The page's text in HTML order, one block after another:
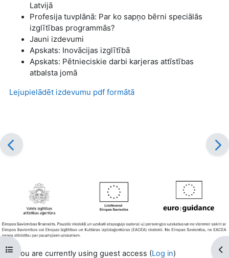
Open course index
Latvijā
Profesija tuvplānā: Par ko sapņo bērni speciālās
izglītības programmās?
Jauni izdevumi
Apskats: Inovācijas izglītībā
Apskats: Pētnieciskie darbi karjeras attīstības
atbalsta jomā
Lejupielādēt izdevumu pdf formātā
You are currently using guest access (Log in)